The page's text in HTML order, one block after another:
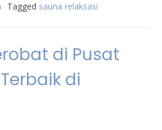
Tagged sauna relaksasi
di Pusat
di